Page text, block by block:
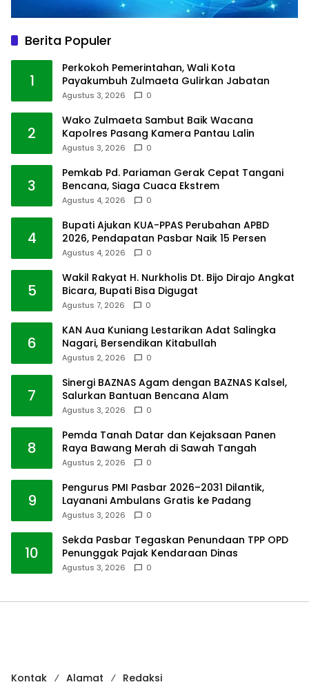
Berita Populer
1
Perkokoh Pemerintahan, Wali Kota
Payakumbuh Zulmaeta Gulirkan Jabatan
Agustus 3, 2026 0
2
Wako Zulmaeta Sambut Baik Wacana
Kapolres Pasang Kamera Pantau Lalin
Agustus 3, 2026 0
3
Pemkab Pd. Pariaman Gerak Cepat Tangani
Bencana, Siaga Cuaca Ekstrem
Agustus 4, 2026 0
4
Bupati Ajukan KUA-PPAS Perubahan APBD
2026, Pendapatan Pasbar Naik 15 Persen
Agustus 4, 2026 0
5
Wakil Rakyat H. Nurkholis Dt. Bijo Dirajo Angkat
Bicara, Bupati Bisa Digugat
Agustus 7, 2026 0
6
KAN Aua Kuniang Lestarikan Adat Salingka
Nagari, Bersendikan Kitabullah
Agustus 2, 2026 0
7
Sinergi BAZNAS Agam dengan BAZNAS Kalsel,
Salurkan Bantuan Bencana Alam
Agustus 3, 2026 0
8
Pemda Tanah Datar dan Kejaksaan Panen
Raya Bawang Merah di Sawah Tangah
Agustus 2, 2026 0
9
Pengurus PMI Pasbar 2026–2031 Dilantik,
Layanani Ambulans Gratis ke Padang
Agustus 3, 2026 0
10
Sekda Pasbar Tegaskan Penundaan TPP OPD
Penunggak Pajak Kendaraan Dinas
Agustus 3, 2026 0
Kontak Alamat Redaksi